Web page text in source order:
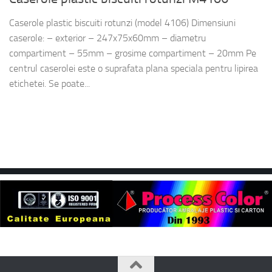
Caserole plastic biscuiti rotunzi (model 4106) Dimensiuni
caserole: – exterior – 247x75x60mm – diametru
compartiment – 55mm – grosime compartiment – 20mm Pe
centrul caserolei este o suprafata plana speciala pentru lipirea
etichetei. Se poate...